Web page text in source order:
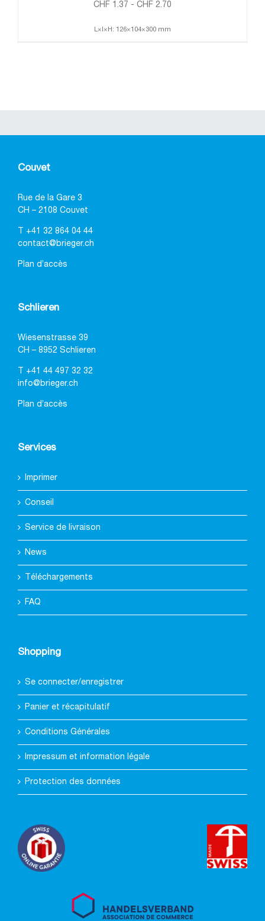
CHF 1.37 - CHF 2.70
L×l×H: 126×104×300 mm
Couvet
Rue de la Gare 3
CH – 2108 Couvet
+41 32 864 04 44
contact@brieger.ch
Plan d’accès
Schlieren
Wiesenstrasse 39
CH – 8952 Schlieren
+41 44 497 32 32
info@brieger.ch
Plan d’accès
Services
Imprimer
Conseil
Service de livraison
News
Téléchargements
FAQ
Shopping
Se connecter/enregistrer
Panier et récapitulatif
Conditions Générales
Impressum et information légale
Protection des données